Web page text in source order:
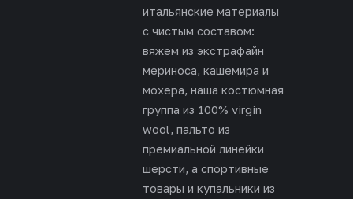
итальянские материалы
с чистым составом:
вяжем из экстрафайн
мериноса, кашемира и
мохера, наша костюмная
группа из 100% virgin
wool, пальто из
премиальной линейки
шерсти, а спортивные
товары и купальники из